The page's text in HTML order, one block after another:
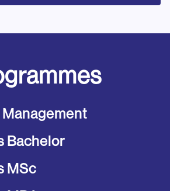
Bachelor
MSc